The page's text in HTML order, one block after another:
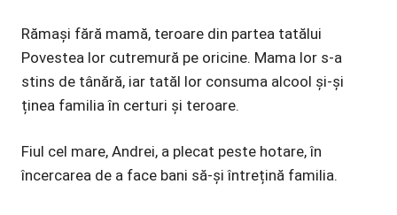
Rămași fără mamă, teroare din partea tatălui
Povestea lor cutremură pe oricine. Mama lor s-a
stins de tânără, iar tatăl lor consuma alcool și-și
ținea familia în certuri și teroare.
Fiul cel mare, Andrei, a plecat peste hotare, în
încercarea de a face bani să-și întrețină familia.